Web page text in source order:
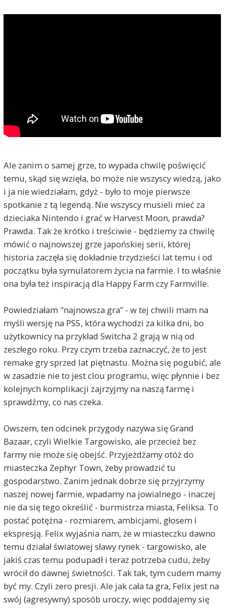
Ale zanim o samej grze, to wypada chwilę poświęcić
temu, skąd się wzięła, bo może nie wszyscy wiedzą, jako
i ja nie wiedziałam, gdyż - było to moje pierwsze
spotkanie z tą legendą. Nie wszyscy musieli mieć za
dzieciaka Nintendo i grać w Harvest Moon, prawda?
Prawda. Tak że krótko i treściwie - będziemy za chwilę
mówić o najnowszej grze japońskiej serii, której
historia zaczęła się dokładnie trzydzieści lat temu i od
początku była symulatorem życia na farmie. I to właśnie
ona była też inspiracją dla Happy Farm czy Farmville.
Powiedziałam "najnowsza gra” - w tej chwili mam na
myśli wersję na PS5, która wychodzi za kilka dni, bo
użytkownicy na przykład Switcha 2 grają w nią od
zeszłego roku. Przy czym trzeba zaznaczyć, że to jest
remake gry sprzed lat piętnastu. Można się pogubić, ale
w zasadzie nie to jest clou programu, więc płynnie i bez
kolejnych komplikacji zajrzyjmy na naszą farmę i
sprawdźmy, co nas czeka.
Owszem, ten odcinek przygody nazywa się Grand
Bazaar, czyli Wielkie Targowisko, ale przecież bez
farmy nie może się obejść. Przyjeżdżamy otóż do
miasteczka Zephyr Town, żeby prowadzić tu
gospodarstwo. Zanim jednak dobrze się przyjrzymy
naszej nowej farmie, wpadamy na jowialnego - inaczej
nie da się tego określić - burmistrza miasta, Feliksa. To
postać potężna - rozmiarem, ambicjami, głosem i
ekspresją. Felix wyjaśnia nam, że w miasteczku dawno
temu działał światowej sławy rynek - targowisko, ale
jakiś czas temu podupadł i teraz potrzeba cudu, żeby
wrócił do dawnej świetności. Tak tak, tym cudem mamy
być my. Czyli zero presji. Ale jak cała ta gra, Felix jest na
swój (agresywny) sposób uroczy, więc poddajemy się